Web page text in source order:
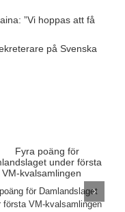
”Vi hoppas att få
på Svenska
för Damlandslaget
första VM-kvalsamlingen